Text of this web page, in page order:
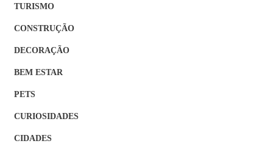
TURISMO
CONSTRUÇÃO
DECORAÇÃO
BEM ESTAR
PETS
CURIOSIDADES
CIDADES